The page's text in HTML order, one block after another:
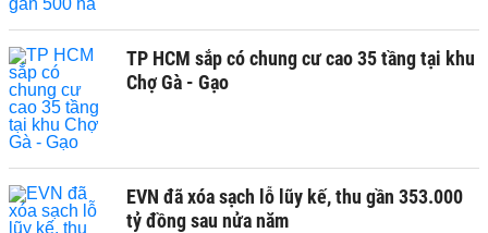
TP HCM sắp có chung cư cao 35 tầng tại khu
Chợ Gà - Gạo
EVN đã xóa sạch lỗ lũy kế, thu gần 353.000
tỷ đồng sau nửa năm